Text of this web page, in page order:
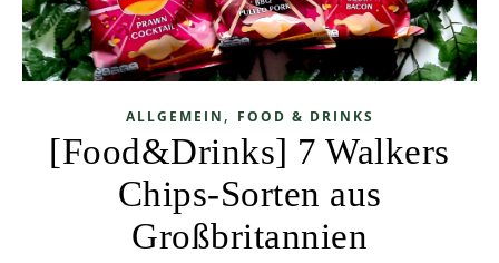
ALLGEMEIN , FOOD & DRINKS
[Food&Drinks] 7 Walkers
Chips-Sorten aus
Großbritannien